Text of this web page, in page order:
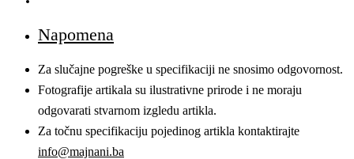
Napomena
Za slučajne pogreške u specifikaciji ne snosimo odgovornost.
Fotografije artikala su ilustrativne prirode i ne moraju
odgovarati stvarnom izgledu artikla.
Za točnu specifikaciju pojedinog artikla kontaktirajte
info@majnani.ba